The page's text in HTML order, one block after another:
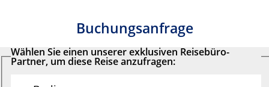
Buchungsanfrage
Wählen Sie einen unserer exklusiven Reisebüro-
Partner, um diese Reise anzufragen: